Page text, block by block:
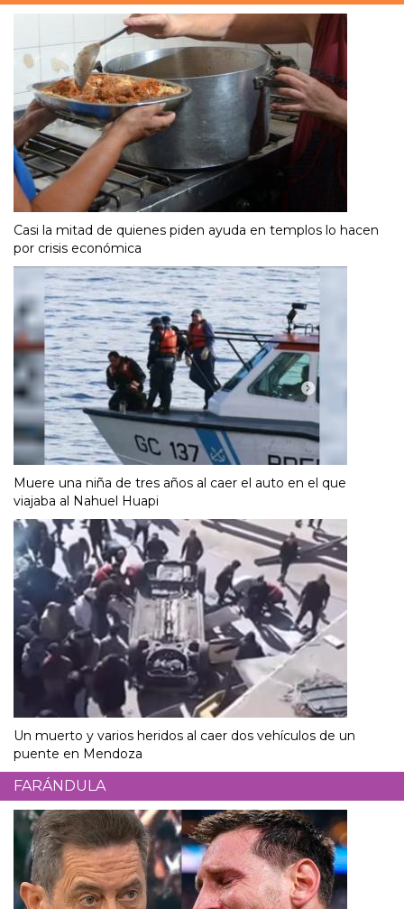
Casi la mitad de quienes piden ayuda en templos lo hacen
por crisis económica
Muere una niña de tres años al caer el auto en el que
viajaba al Nahuel Huapi
Un muerto y varios heridos al caer dos vehículos de un
puente en Mendoza
FARÁNDULA